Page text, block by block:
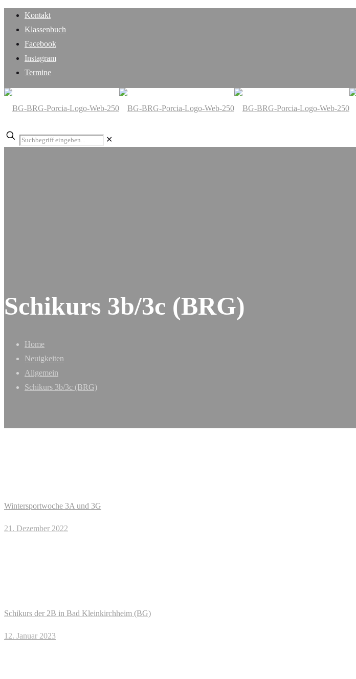
Kontakt
Klassenbuch
Facebook
Instagram
Termine
✕
Schikurs 3b/3c (BRG)
Home
Neuigkeiten
Allgemein
Schikurs 3b/3c (BRG)
Wintersportwoche 3A und 3G
21. Dezember 2022
Schikurs der 2B in Bad Kleinkirchheim (BG)
12. Januar 2023